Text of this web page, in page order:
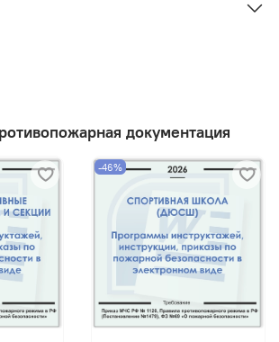
документация
-46%